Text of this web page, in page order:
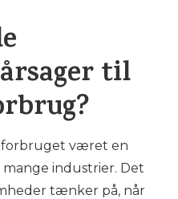
til
været en
industrier. Det
tænker på, når